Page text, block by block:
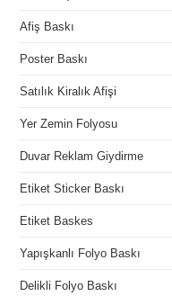
Afiş Baskı
Poster Baskı
Satılık Kiralık Afişi
Yer Zemin Folyosu
Duvar Reklam Giydirme
Etiket Sticker Baskı
Etiket Baskes
Yapışkanlı Folyo Baskı
Delikli Folyo Baskı